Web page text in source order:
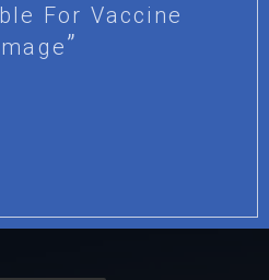
For Vaccine